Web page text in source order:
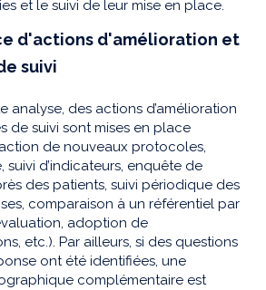
et le suivi de leur mise en place.
d'actions d'amélioration et
suivi
analyse, des actions d’amélioration
de suivi sont mises en place
de nouveaux protocoles,
suivi d’indicateurs, enquête de
des patients, suivi périodique des
comparaison à un référentiel par
adoption de
etc.). Par ailleurs, si des questions
ont été identifiées, une
complémentaire est